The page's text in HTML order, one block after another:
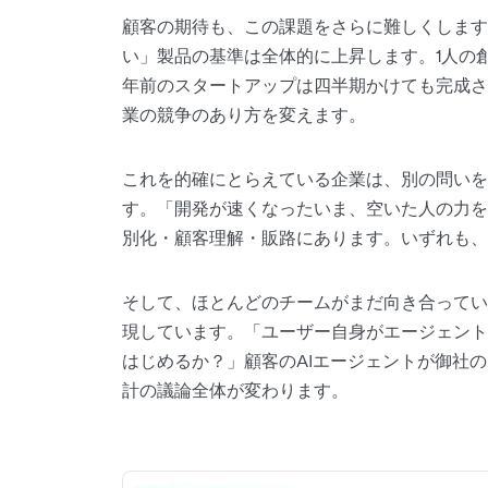
顧客の期待も、この課題をさらに難しくしま
い」製品の基準は全体的に上昇します。1人
年前のスタートアップは四半期かけても完成
業の競争のあり方を変えます。
これを的確にとらえている企業は、別の問い
す。「開発が速くなったいま、空いた人の力
別化・顧客理解・販路にあります。いずれも
そして、ほとんどのチームがまだ向き合って
現しています。「ユーザー自身がエージェン
はじめるか？」顧客のAIエージェントが御社
計の議論全体が変わります。